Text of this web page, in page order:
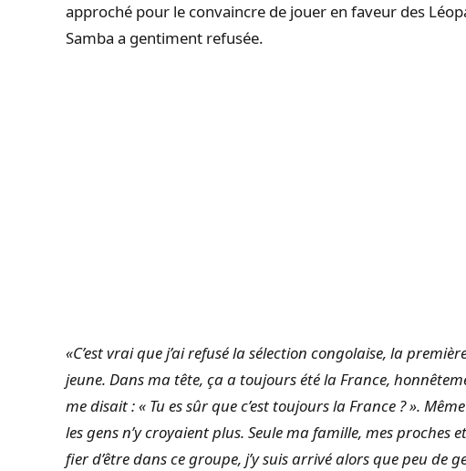
approché pour le convaincre de jouer en faveur des
Samba a gentiment refusée.
«C’est vrai que j’ai refusé la sélection congolaise, la
jeune. Dans ma tête, ça a toujours été la France,
me disait : « Tu es sûr que c’est toujours la France ? ».
les gens n’y croyaient plus. Seule ma famille, mes proches
fier d’être dans ce groupe, j’y suis arrivé alors que peu de